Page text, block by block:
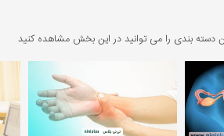
دسته بندی را می توانید در این بخش مشاهده کنید